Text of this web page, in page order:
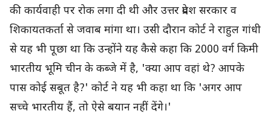
की कार्यवाही पर रोक लगा दी थी और उत्तर प्रदेश सरकार व
शिकायतकर्ता से जवाब मांगा था। उसी दौरान कोर्ट ने राहुल गांधी
से यह भी पूछा था कि उन्होंने यह कैसे कहा कि 2000 वर्ग किमी
भारतीय भूमि चीन के कब्जे में है, 'क्या आप वहां थे? आपके
पास कोई सबूत है?' कोर्ट ने यह भी कहा था कि 'अगर आप
सच्चे भारतीय हैं, तो ऐसे बयान नहीं देंगे।'